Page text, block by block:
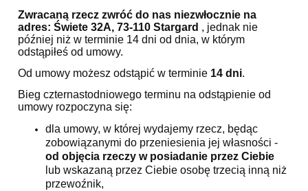
Zwracaną rzecz zwróć do nas niezwłocznie na
adres: Świete 32A, 73-110 Stargard , jednak nie
później niż w terminie 14 dni od dnia, w którym
odstąpiłeś od umowy.
Od umowy możesz odstąpić w terminie 14 dni.
Bieg czternastodniowego terminu na odstąpienie od
umowy rozpoczyna się:
dla umowy, w której wydajemy rzecz, będąc
zobowiązanymi do przeniesienia jej własności -
od objęcia rzeczy w posiadanie przez Ciebie
lub wskazaną przez Ciebie osobę trzecią inną niż
przewoźnik,